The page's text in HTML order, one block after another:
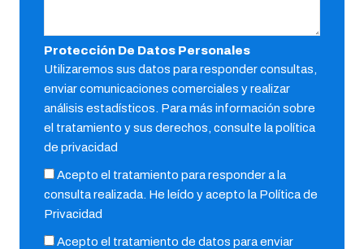
Protección De Datos Personales
Utilizaremos sus datos para responder consultas,
enviar comunicaciones comerciales y realizar
análisis estadísticos. Para más información sobre
el tratamiento y sus derechos, consulte la política
de privacidad
Acepto el tratamiento para responder a la
consulta realizada. He leído y acepto la Política de
Privacidad
Acepto el tratamiento de datos para enviar